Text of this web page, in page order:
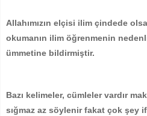
Allahımızın elçisi ilim çindede
okumanın ilim öğrenmenin
ümmetine bildirmiştir.
Bazı kelimeler, cümleler vardır
sığmaz az söylenir fakat çok şey